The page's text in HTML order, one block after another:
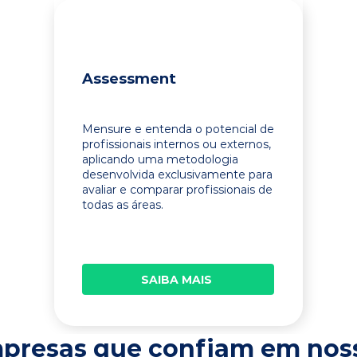
Assessment
Mensure e entenda o potencial de
profissionais internos ou externos,
aplicando uma metodologia
desenvolvida exclusivamente para
avaliar e comparar profissionais de
todas as áreas.
SAIBA MAIS
que confiam em